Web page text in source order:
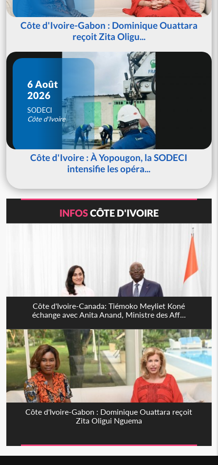
Côte d'Ivoire-Gabon : Dominique Ouattara
reçoit Zita Oligu...
6 Août
2026
SODECI
Côte d'Ivoire
Côte d'Ivoire : À Yopougon, la SODECI
intensifie les opéra...
INFOSCÔTE D'IVOIRE
Côte d'Ivoire-Canada: Tiémoko Meyliet Koné
échange avec Anita Anand, Ministre des Aff...
Côte d'Ivoire-Gabon : Dominique Ouattara reçoit
Zita Oligui Nguema